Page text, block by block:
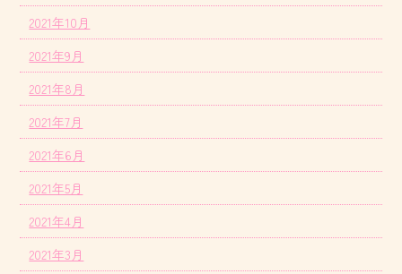
2021年10月
2021年9月
2021年8月
2021年7月
2021年6月
2021年5月
2021年4月
2021年3月